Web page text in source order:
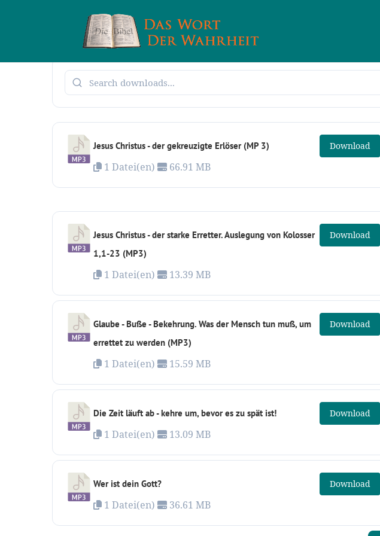
Jesus Christus - der gekreuzigte Erlöser (MP 3)
1 Datei(en) 66.91 MB
Download
Jesus Christus - der starke Erretter. Auslegung von Kolosser
1,1-23 (MP3)
1 Datei(en) 13.39 MB
Download
Glaube - Buße - Bekehrung. Was der Mensch tun muß, um
errettet zu werden (MP3)
1 Datei(en) 15.59 MB
Download
Die Zeit läuft ab - kehre um, bevor es zu spät ist!
1 Datei(en) 13.09 MB
Download
Wer ist dein Gott?
1 Datei(en) 36.61 MB
Download